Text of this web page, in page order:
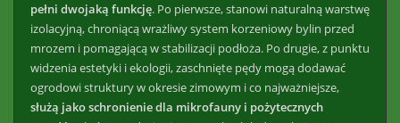
pełni dwojaką funkcję. Po pierwsze, stanowi naturalną warstwę
izolacyjną, chroniącą wrażliwy system korzeniowy bylin przed
mrozem i pomagającą w stabilizacji podłoża. Po drugie, z punktu
widzenia estetyki i ekologii, zaschnięte pędy mogą dodawać
ogrodowi struktury w okresie zimowym i co najważniejsze,
służą jako schronienie dla mikrofauny i pożytecznych